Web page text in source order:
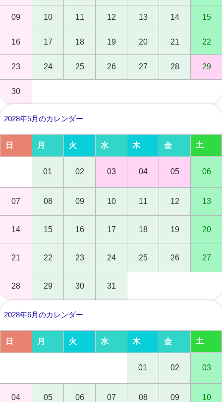
09 10 11 12 13 14 15
16 17 18 19 20 21 22
23 24 25 26 27 28 29
30
2028年5月のカレンダー
日 月 火 水 木 金 土
01 02 03 04 05 06
07 08 09 10 11 12 13
14 15 16 17 18 19 20
21 22 23 24 25 26 27
28 29 30 31
2028年6月のカレンダー
日 月 火 水 木 金 土
01 02 03
04 05 06 07 08 09 10